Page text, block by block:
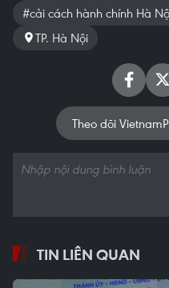
#cải cách hành chính Hà
TP. Hà Nội
Theo dõi
TIN LIÊN QUAN